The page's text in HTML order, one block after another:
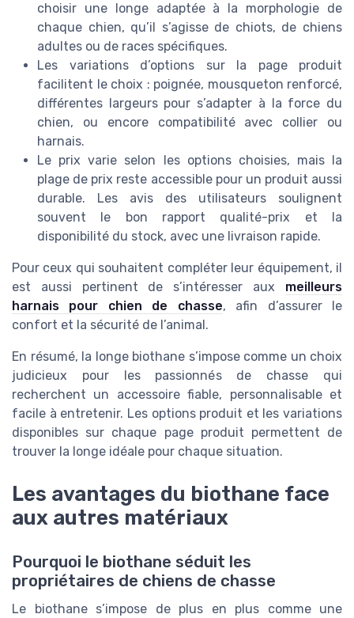
choisir une longe adaptée à la morphologie de
chaque chien, qu’il s’agisse de chiots, de chiens
adultes ou de races spécifiques.
Les variations d’options sur la page produit
facilitent le choix : poignée, mousqueton renforcé,
différentes largeurs pour s’adapter à la force du
chien, ou encore compatibilité avec collier ou
harnais.
Le prix varie selon les options choisies, mais la
plage de prix reste accessible pour un produit aussi
durable. Les avis des utilisateurs soulignent
souvent le bon rapport qualité-prix et la
disponibilité du stock, avec une livraison rapide.
Pour ceux qui souhaitent compléter leur équipement, il
est aussi pertinent de s’intéresser aux meilleurs
harnais pour chien de chasse, afin d’assurer le
confort et la sécurité de l’animal.
En résumé, la longe biothane s’impose comme un choix
judicieux pour les passionnés de chasse qui
recherchent un accessoire fiable, personnalisable et
facile à entretenir. Les options produit et les variations
disponibles sur chaque page produit permettent de
trouver la longe idéale pour chaque situation.
Les avantages du biothane face
aux autres matériaux
Pourquoi le biothane séduit les
propriétaires de chiens de chasse
Le biothane s’impose de plus en plus comme une